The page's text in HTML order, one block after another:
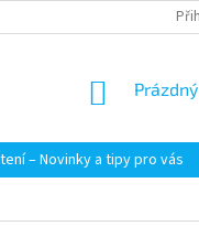
– Novinky a tipy pro vás